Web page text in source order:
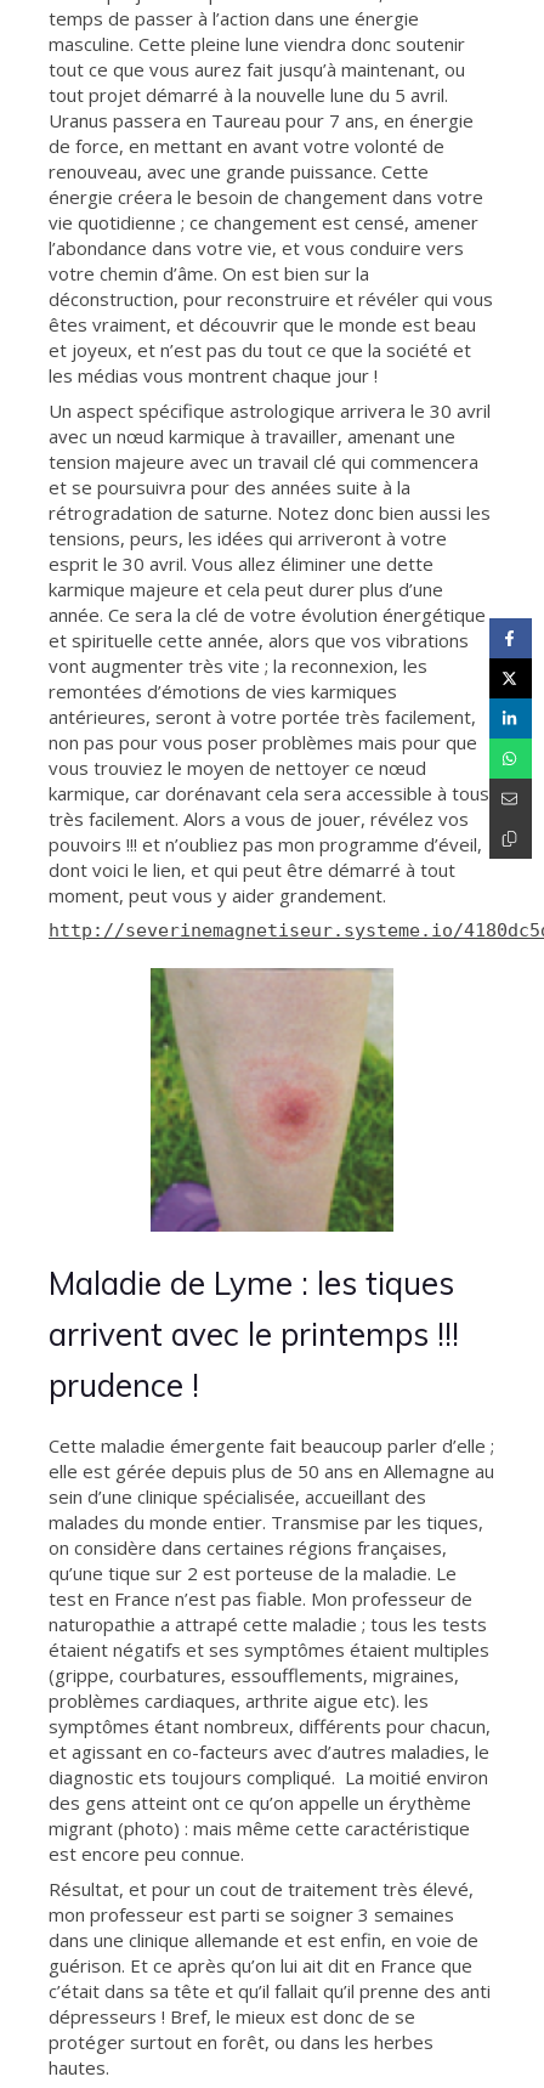
temps de passer à l’action dans une énergie
masculine. Cette pleine lune viendra donc soutenir
tout ce que vous aurez fait jusqu’à maintenant, ou
tout projet démarré à la nouvelle lune du 5 avril.
Uranus passera en Taureau pour 7 ans, en énergie
de force, en mettant en avant votre volonté de
renouveau, avec une grande puissance. Cette
énergie créera le besoin de changement dans votre
vie quotidienne ; ce changement est censé, amener
l’abondance dans votre vie, et vous conduire vers
votre chemin d’âme. On est bien sur la
déconstruction, pour reconstruire et révéler qui vous
êtes vraiment, et découvrir que le monde est beau
et joyeux, et n’est pas du tout ce que la société et
les médias vous montrent chaque jour !
Un aspect spécifique astrologique arrivera le 30 avril
avec un nœud karmique à travailler, amenant une
tension majeure avec un travail clé qui commencera
et se poursuivra pour des années suite à la
rétrogradation de saturne. Notez donc bien aussi les
tensions, peurs, les idées qui arriveront à votre
esprit le 30 avril. Vous allez éliminer une dette
karmique majeure et cela peut durer plus d’une
année. Ce sera la clé de votre évolution énergétique
et spirituelle cette année, alors que vos vibrations
vont augmenter très vite ; la reconnexion, les
remontées d’émotions de vies karmiques
antérieures, seront à votre portée très facilement,
non pas pour vous poser problèmes mais pour que
vous trouviez le moyen de nettoyer ce nœud
karmique, car dorénavant cela sera accessible à tous
très facilement. Alors a vous de jouer, révélez vos
pouvoirs !!! et n’oubliez pas mon programme d’éveil,
dont voici le lien, et qui peut être démarré à tout
moment, peut vous y aider grandement.
http://severinemagnetiseur.systeme.io/
Maladie de Lyme : les tiques
arrivent avec le printemps !!!
prudence !
Cette maladie émergente fait beaucoup parler d’elle ;
elle est gérée depuis plus de 50 ans en Allemagne au
sein d’une clinique spécialisée, accueillant des
malades du monde entier. Transmise par les tiques,
on considère dans certaines régions françaises,
qu’une tique sur 2 est porteuse de la maladie. Le
test en France n’est pas fiable. Mon professeur de
naturopathie a attrapé cette maladie ; tous les tests
étaient négatifs et ses symptômes étaient multiples
(grippe, courbatures, essoufflements, migraines,
problèmes cardiaques, arthrite aigue etc). les
symptômes étant nombreux, différents pour chacun,
et agissant en co-facteurs avec d’autres maladies, le
diagnostic ets toujours compliqué. La moitié environ
des gens atteint ont ce qu’on appelle un érythème
migrant (photo) : mais même cette caractéristique
est encore peu connue.
Résultat, et pour un cout de traitement très élevé,
mon professeur est parti se soigner 3 semaines
dans une clinique allemande et est enfin, en voie de
guérison. Et ce après qu’on lui ait dit en France que
c’était dans sa tête et qu’il fallait qu’il prenne des anti
dépresseurs ! Bref, le mieux est donc de se
protéger surtout en forêt, ou dans les herbes
hautes.